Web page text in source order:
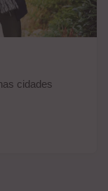
cidades